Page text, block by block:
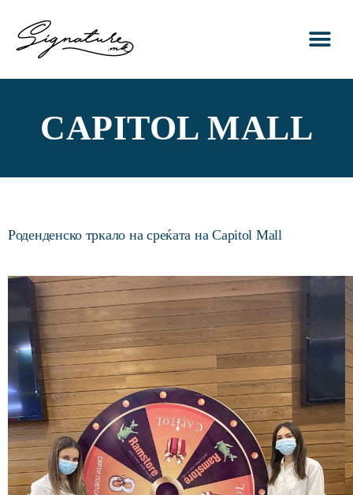
CAPITOL MALL
Роденденско тркало на среќата на Capitol Mall